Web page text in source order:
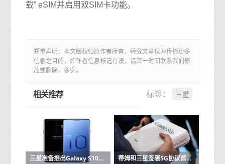
载” eSIM并启用双SIM卡功能。
郑重声明：本文版权归原作者所有，转载文章仅为传播更多
信息之目的，如作者信息标记有误，请第一时间联系我们修
改或删除，多谢。
标签： 三星
相关推荐
三星准备推出Galaxy S10这里有功能和价格 蒂姆和三星签署5G协议首批设备已在2019年